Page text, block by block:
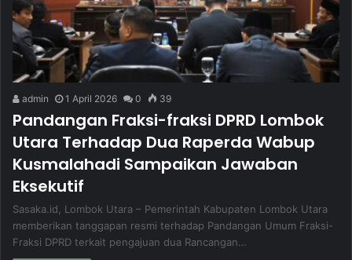
admin 1 April 2026 0 39
Pandangan Fraksi-fraksi DPRD Lombok
Utara Terhadap Dua Raperda Wabup
Kusmalahadi Sampaikan Jawaban
Eksekutif
Sasaka.id, Lombok Utara – Pemerintah Kabupaten Lombok Utara
memberikan tanggapan resmi terhadap Pandangan Umum Fraksi-
Fraksi DPRD terkait pengajuan dua Rancangan…